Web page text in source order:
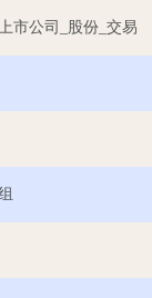
市公司_股份_交易